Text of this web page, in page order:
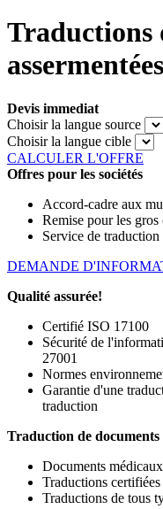
Traductions
Devis immediat
Choisir la langue source
Choisir la langue cible
CALCULER L'OFFRE
Offres pour les sociétés
Accord-cadre aux
Remise pour les gros
Service de
DEMANDE
Qualité assurée!
Certifié ISO 17100
Sécurité de
27001
Normes
Garantie d'une
traduction
Traduction de documents
Documents
Traductions
Traductions de tous